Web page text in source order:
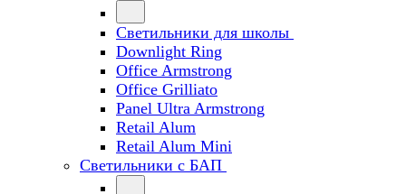
Светильники для школы
Downlight Ring
Office Armstrong
Office Grilliato
Panel Ultra Armstrong
Retail Alum
Retail Alum Mini
Светильники с БАП